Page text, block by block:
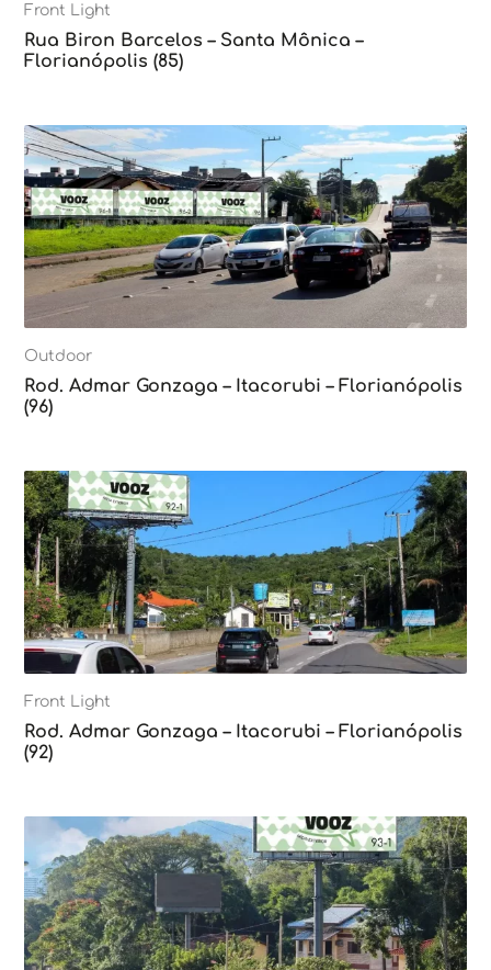
Front Light
Rua Biron Barcelos – Santa Mônica –
Florianópolis (85)
Outdoor
Rod. Admar Gonzaga – Itacorubi – Florianópolis
(96)
Front Light
Rod. Admar Gonzaga – Itacorubi – Florianópolis
(92)